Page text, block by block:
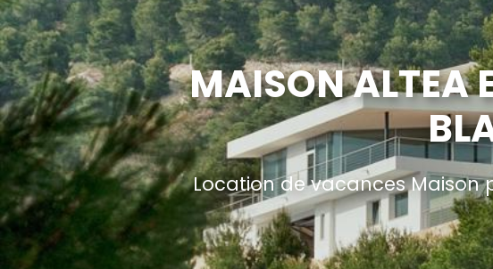
MAISON ALTEA
Location de vacances Maison